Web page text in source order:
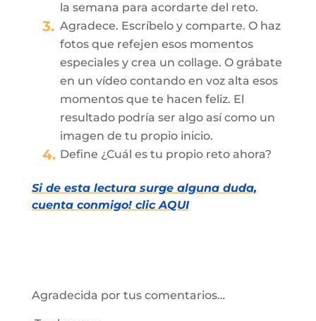
la semana para acordarte del reto.
Agradece. Escríbelo y comparte. O haz
fotos que refejen esos momentos
especiales y crea un collage. O grábate
en un vídeo contando en voz alta esos
momentos que te hacen feliz. El
resultado podría ser algo así como un
imagen de tu propio inicio.
Define ¿Cuál es tu propio reto ahora?
Si de esta lectura surge alguna duda,
cuenta conmigo! clic AQUI
Agradecida por tus comentarios…